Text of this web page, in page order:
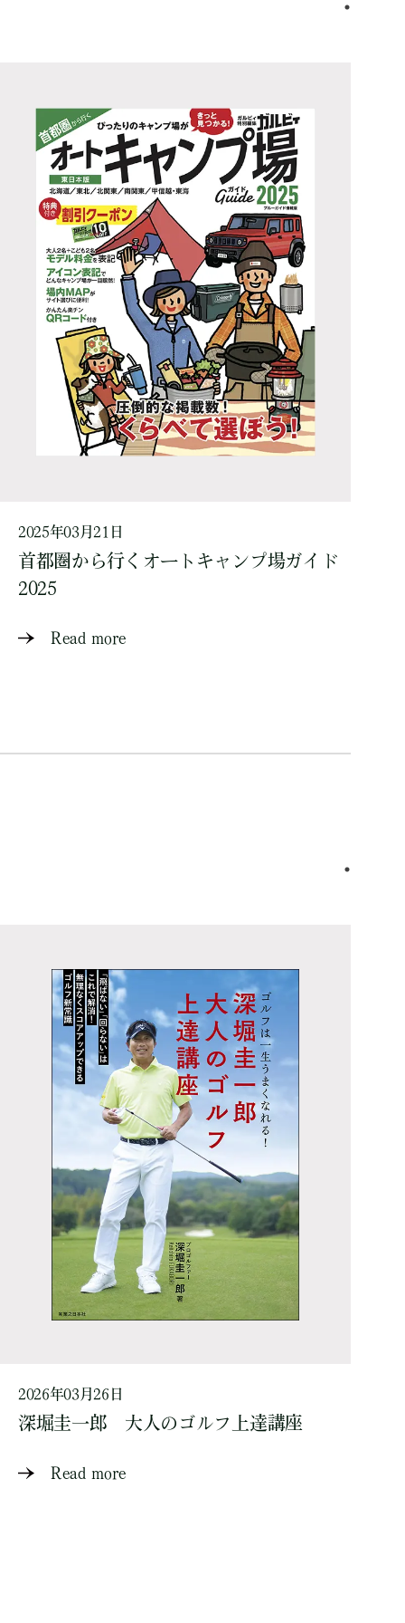
2025年03月21日
首都圏から行くオートキャンプ場ガイド
2025
Read more
2026年03月26日
深堀圭一郎 大人のゴルフ上達講座
Read more